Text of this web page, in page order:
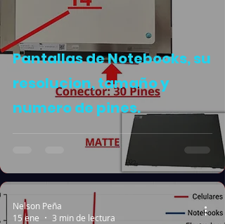
Pantallas de Notebooks, su
resolucion, tamaño y
numero de pines.
Nelson Peña
15 ene
3 min de lectura